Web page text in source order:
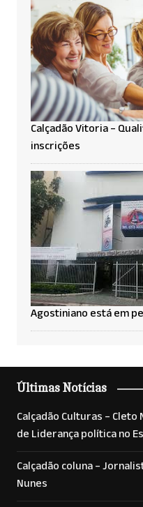
Calçadão Vitoria –
inscrições
Agostiniano está em
Últimas Notícias
Calçadão Culturas –
de Liderança política no
Calçadão coluna –
Nunes